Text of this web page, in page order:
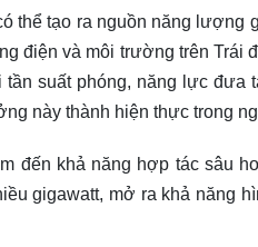
thể tạo ra nguồn năng lượng
điện và môi trường trên Trái
suất phóng, năng lực đưa
này thành hiện thực trong
đến khả năng hợp tác sâu
gigawatt, mở ra khả năng